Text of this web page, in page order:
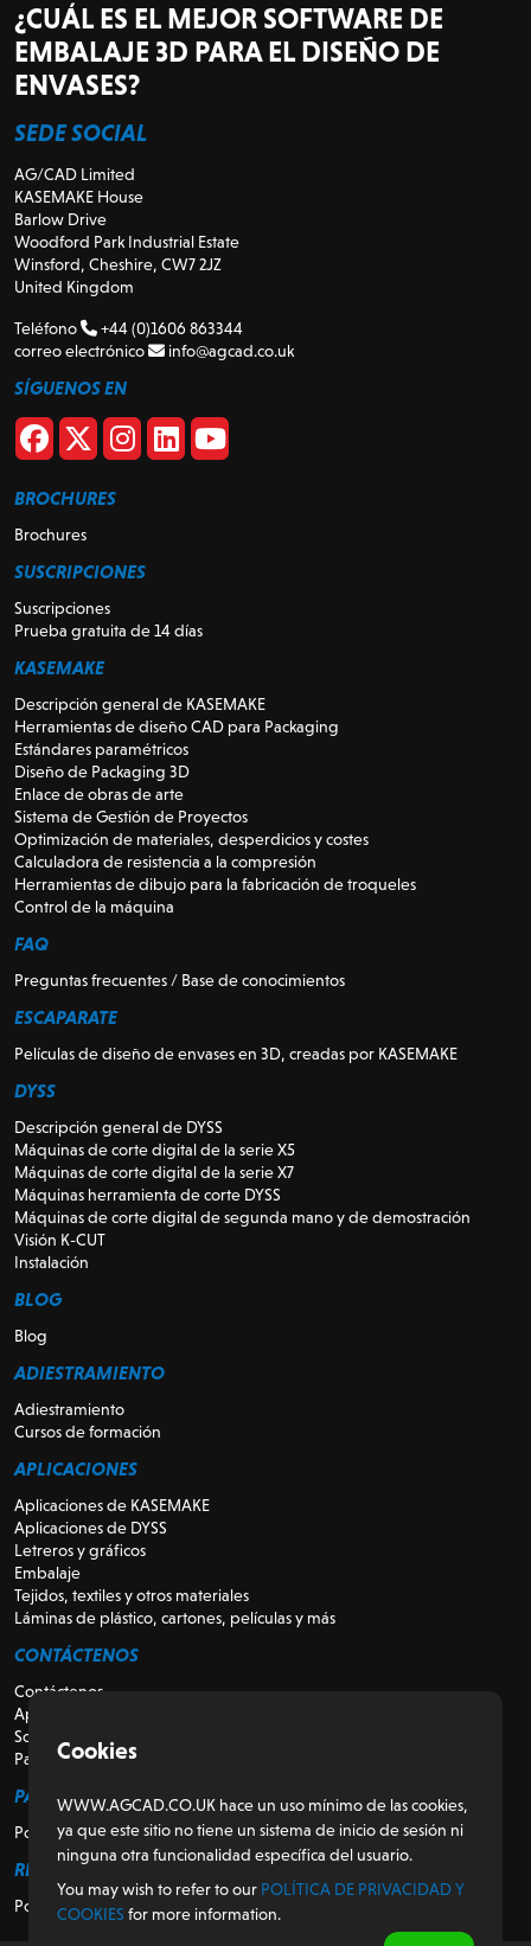
¿CUÁL ES EL MEJOR SOFTWARE DE
EMBALAJE 3D PARA EL DISEÑO DE
ENVASES?
SEDE SOCIAL
AG/CAD Limited
KASEMAKE House
Barlow Drive
Woodford Park Industrial Estate
Winsford, Cheshire, CW7 2JZ
United Kingdom
Teléfono
+44 (0)1606 863344
correo electrónico
info@agcad.co.uk
SÍGUENOS EN
BROCHURES
Brochures
SUSCRIPCIONES
Suscripciones
Prueba gratuita de 14 días
KASEMAKE
Descripción general de KASEMAKE
Herramientas de diseño CAD para Packaging
Estándares paramétricos
Diseño de Packaging 3D
Enlace de obras de arte
Sistema de Gestión de Proyectos
Optimización de materiales, desperdicios y costes
Calculadora de resistencia a la compresión
Herramientas de dibujo para la fabricación de troqueles
Control de la máquina
FAQ
Preguntas frecuentes / Base de conocimientos
ESCAPARATE
Películas de diseño de envases en 3D, creadas por KASEMAKE
DYSS
Descripción general de DYSS
Máquinas de corte digital de la serie X5
Máquinas de corte digital de la serie X7
Máquinas herramienta de corte DYSS
Máquinas de corte digital de segunda mano y de demostración
Visión K-CUT
Instalación
BLOG
Blog
ADIESTRAMIENTO
Adiestramiento
Cursos de formación
APLICACIONES
Aplicaciones de KASEMAKE
Aplicaciones de DYSS
Letreros y gráficos
Embalaje
Tejidos, textiles y otros materiales
Láminas de plástico, cartones, películas y más
CONTÁCTENOS
Contáctenos
Apoyo
Sobre nosotros
Para revendedores
PARA LOS CLIENTES
Portal del cliente
REGULADOR
Política de privacidad y cookies
Cookies
WWW.AGCAD.CO.UK hace un uso mínimo de las cookies,
ya que este sitio no tiene un sistema de inicio de sesión ni
ninguna otra funcionalidad específica del usuario.
You may wish to refer to our POLÍTICA DE PRIVACIDAD Y
COOKIES for more information.